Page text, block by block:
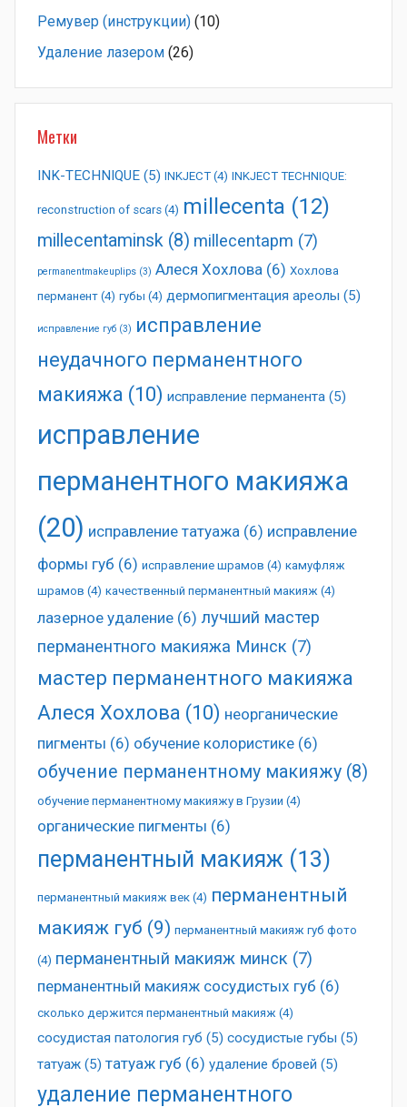
Ремувер (инструкции) (10)
Удаление лазером (26)
Метки
INK-TECHNIQUE (5) INKJECT (4) INKJECT TECHNIQUE:
reconstruction of scars (4) millecenta (12)
millecentaminsk (8) millecentapm (7)
permanentmakeuplips (3) Алеся Хохлова (6) Хохлова
перманент (4) губы (4) дермопигментация ареолы (5)
исправление губ (3) исправление
неудачного перманентного
макияжа (10) исправление перманента (5)
исправление
перманентного макияжа
(20) исправление татуажа (6) исправление
формы губ (6) исправление шрамов (4) камуфляж
шрамов (4) качественный перманентный макияж (4)
лазерное удаление (6) лучший мастер
перманентного макияжа Минск (7)
мастер перманентного макияжа
Алеся Хохлова (10) неорганические
пигменты (6) обучение колористике (6)
обучение перманентному макияжу (8)
обучение перманентному макияжу в Грузии (4)
органические пигменты (6)
перманентный макияж (13)
перманентный макияж век (4) перманентный
макияж губ (9) перманентный макияж губ фото
(4) перманентный макияж минск (7)
перманентный макияж сосудистых губ (6)
сколько держится перманентный макияж (4)
сосудистая патология губ (5) сосудистые губы (5)
татуаж (5) татуаж губ (6) удаление бровей (5)
удаление перманентного